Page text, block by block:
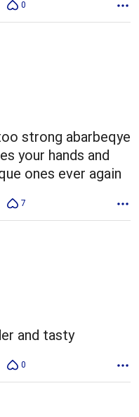
0
strong abarbeqye
your hands and
ones ever again
7
and tasty
0